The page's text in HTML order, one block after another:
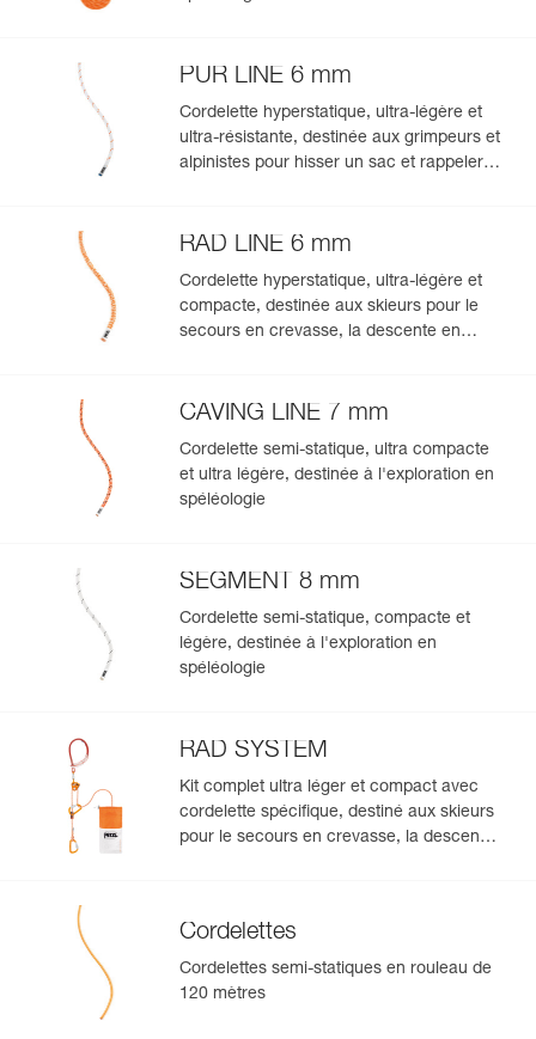
PUR LINE 6 mm
Cordelette hyperstatique, ultra-légère et
ultra-résistante, destinée aux grimpeurs et
alpinistes pour hisser un sac et rappeler
RAD LINE 6 mm
Cordelette hyperstatique, ultra-légère et
compacte, destinée aux skieurs pour le
secours en crevasse, la descente en
CAVING LINE 7 mm
Cordelette semi-statique, ultra compacte
et ultra légère, destinée à l'exploration en
spéléologie
SEGMENT 8 mm
Cordelette semi-statique, compacte et
légère, destinée à l'exploration en
spéléologie
RAD SYSTEM
Kit complet ultra léger et compact avec
cordelette spécifique, destiné aux skieurs
pour le secours en crevasse, la descente
Cordelettes
Cordelettes semi-statiques en rouleau de
120 mètres